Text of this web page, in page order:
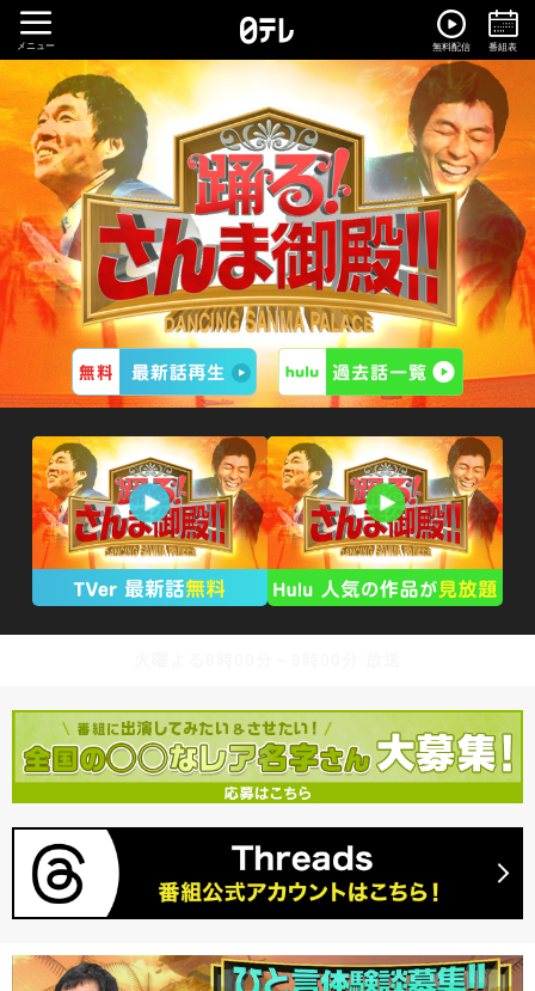
メニュー 無料配信 番組表